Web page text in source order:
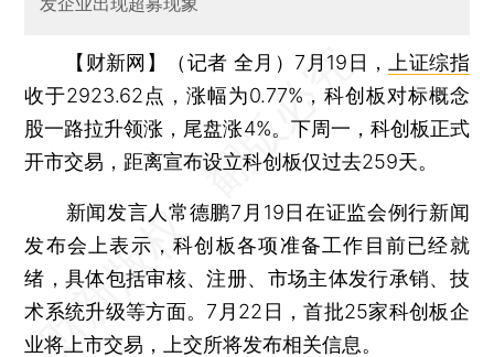
【财新网】（记者 全月） 7月19日，
上证综指
收于2923.62点，涨幅为0.77%，科创板对标概念
股一路拉升领涨，尾盘涨4%。下周一，科创板正式
开市交易，距离宣布设立科创板仅过去259天。
新闻发言人常德鹏7月19日在证监会例行新闻
发布会上表示，科创板各项准备工作目前已经就
绪，具体包括审核、注册、市场主体发行承销、技
术系统升级等方面。7月22日，首批25家科创板企
业将上市交易，上交所将发布相关信息。